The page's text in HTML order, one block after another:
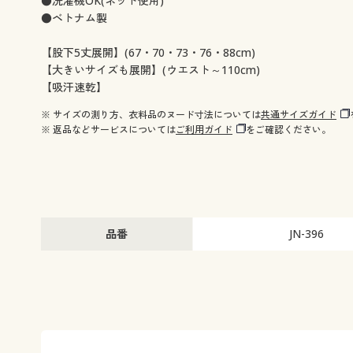
●ベトナム製
【股下5丈展開】(67・70・73・76・88cm)
【大きいサイズも展開】(ウエスト～110cm)
【吸汗速乾】
※ サイズの測り方、衣料品のヌード寸法については共通サイズガイド
※ 返品などサービスについてはご利用ガイド をご確認ください。
品番 JN-396